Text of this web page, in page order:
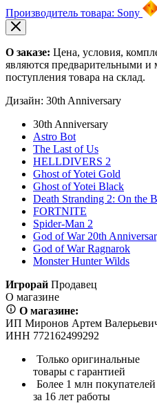
Производитель товара: Sony
О заказе: Цена, условия,
являются предварительными
поступления товара на склад.
Дизайн: 30th Anniversary
30th Anniversary
Astro Bot
The Last of Us
HELLDIVERS 2
Ghost of Yotei Gold
Ghost of Yotei Black
Death Stranding 2: On the
FORTNITE
Spider-Man 2
God of War 20th
God of War Ragnarok
Monster Hunter Wilds
Игрорай Продавец
О магазине
О магазине:
ИП Миронов Артем
ИНН 772162499292
Только оригинальные
товары с гарантией
Более 1 млн покупателей
за 16 лет работы